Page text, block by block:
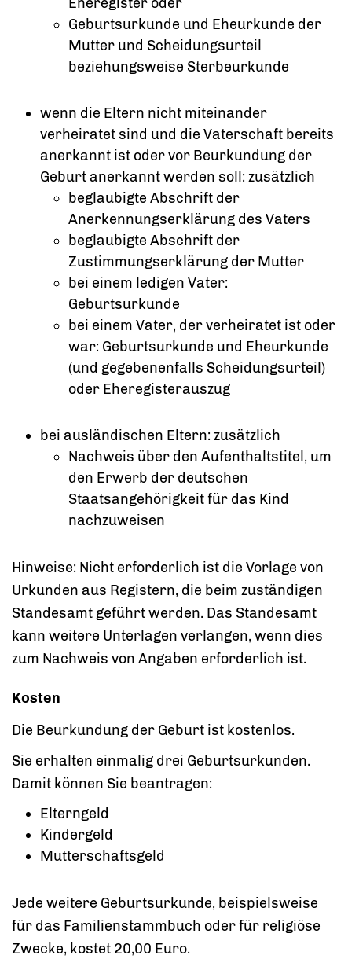
Geburtsurkunde und Eheurkunde der
Mutter und Scheidungsurteil
beziehungsweise Sterbeurkunde
wenn die Eltern nicht miteinander
verheiratet sind und die Vaterschaft bereits
anerkannt ist oder vor Beurkundung der
Geburt anerkannt werden soll: zusätzlich
beglaubigte Abschrift der
Anerkennungserklärung des Vaters
beglaubigte Abschrift der
Zustimmungserklärung der Mutter
bei einem ledigen Vater:
Geburtsurkunde
bei einem Vater, der verheiratet ist oder
war: Geburtsurkunde und Eheurkunde
(und gegebenenfalls Scheidungsurteil)
oder Eheregisterauszug
bei ausländischen Eltern: zusätzlich
Nachweis über den Aufenthaltstitel, um
den Erwerb der deutschen
Staatsangehörigkeit für das Kind
nachzuweisen
Hinweise: Nicht erforderlich ist die Vorlage von
Urkunden aus Registern, die beim zuständigen
Standesamt geführt werden. Das Standesamt
kann weitere Unterlagen verlangen, wenn dies
zum Nachweis von Angaben erforderlich ist.
Kosten
Die Beurkundung der Geburt ist kostenlos.
Sie erhalten einmalig drei Geburtsurkunden.
Damit können Sie beantragen:
Elterngeld
Kindergeld
Mutterschaftsgeld
Jede weitere Geburtsurkunde, beispielsweise
für das Familienstammbuch oder für religiöse
Zwecke, kostet 20,00 Euro.